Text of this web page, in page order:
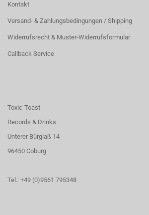
Kontakt
Versand- & Zahlungsbedingungen / Shipping
Widerrufsrecht & Muster-Widerrufsformular
Callback Service
Toxic-Toast
Records & Drinks
Unterer Bürglaß 14
96450 Coburg
Tel.: +49 (0)9561 795348